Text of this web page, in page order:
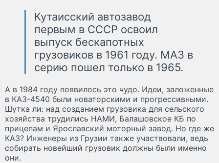
Кутаисский автозавод
первым в СССР освоил
выпуск бескапотных
грузовиков в 1961 году. МАЗ в
серию пошел только в 1965.
А в 1984 году появилось это чудо. Идеи, заложенные
в КАЗ-4540 были новаторскими и прогрессивными.
Шутка ли: над созданием грузовика для сельского
хозяйства трудились НАМИ, Балашовское КБ по
прицепам и Ярославский моторный завод. Но где же
КАЗ? Инженеры из Грузии также участвовали, ведь
собирать новейший грузовик должны были именно
они.